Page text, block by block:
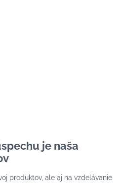
je naša
produktov, ale aj na vzdelávanie